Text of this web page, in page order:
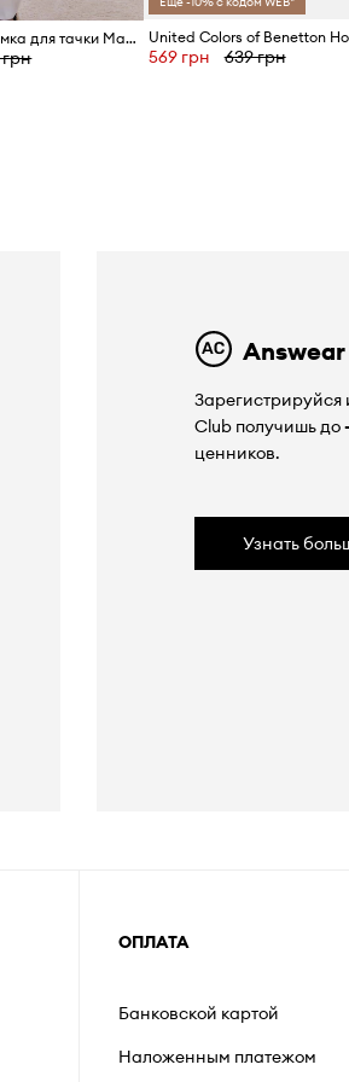
Хозяйственная сумка для тачки Mayoral Newborn
569 грн 639 грн
Зарегистрируйся
Club получишь до
ценников.
Узнать
ОПЛАТА
Банковской картой
Наложенным платежом